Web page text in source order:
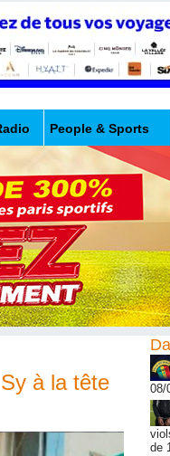
People & Sports
à la tête
08/
de